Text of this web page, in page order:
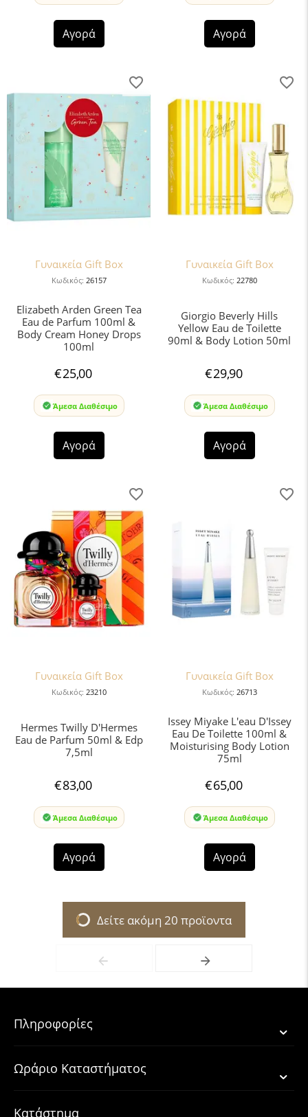
Αγορά Αγορά
Γυναικεία Gift Box
Κωδικός: 26157
Elizabeth Arden Green Tea
Eau de Parfum 100ml &
Body Cream Honey Drops
100ml
€25,00
Άμεσα Διαθέσιμο
Αγορά
Γυναικεία Gift Box
Κωδικός: 22780
Giorgio Beverly Hills
Yellow Eau de Toilette
90ml & Body Lotion 50ml
€29,90
Άμεσα Διαθέσιμο
Αγορά
Γυναικεία Gift Box
Κωδικός: 23210
Hermes Twilly D'Hermes
Eau de Parfum 50ml & Edp
7,5ml
€83,00
Άμεσα Διαθέσιμο
Αγορά
Γυναικεία Gift Box
Κωδικός: 26713
Issey Miyake L'eau D'Issey
Eau De Toilette 100ml &
Moisturising Body Lotion
75ml
€65,00
Άμεσα Διαθέσιμο
Αγορά
Δείτε ακόμη 20 προϊοντα
Πληροφορίες
Ωράριο Καταστήματος
Κατάστημα